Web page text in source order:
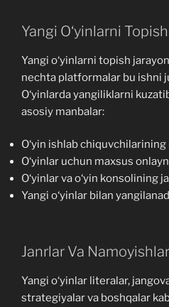
Yangi O‘yinlarni Topish
Yangi o‘yinlarni topish
nechta platformalar bu ishni
O‘yinlarda yangiliklarni
asosiy manbalar:
O‘yin ishlab
O‘yinlar uchun maxsus
O‘yinlar va o‘yin konsolining
Yangi o‘yinlar bilan
Janrlar Va Namoyishlar
Yangi o‘yinlar literalar,
strategiyalar va boshqalar